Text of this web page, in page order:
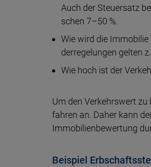
Auch der Steuer­satz
schen 7–50 %.
Wie wird die
der­re­ge­lungen gel­ten
Wie hoch ist der
Um den Verkehrswert
fahren an. Daher kann
Immo­bilien­be­wer­tung
Beispiel